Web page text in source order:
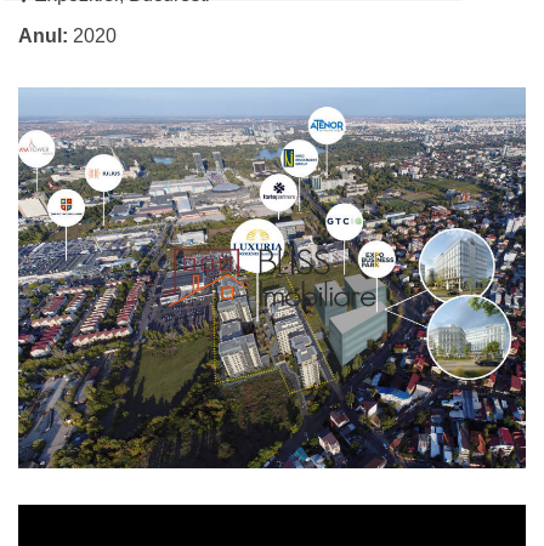
Anul: 2020